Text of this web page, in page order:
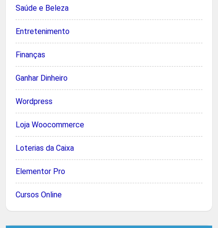
Saúde e Beleza
Entretenimento
Finanças
Ganhar Dinheiro
Wordpress
Loja Woocommerce
Loterias da Caixa
Elementor Pro
Cursos Online